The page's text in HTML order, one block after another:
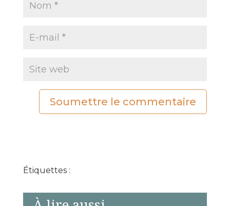
Soumettre le commentaire
Étiquettes :